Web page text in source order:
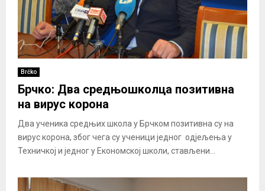
Brčko
Брчко: Два средњошколца позитивна
на вирус корона
Два ученика средњих школа у Брчком позитивна су на
вирус корона, због чега су ученици једног одјељења у
Техничкој и једног у Економској школи, стављени...